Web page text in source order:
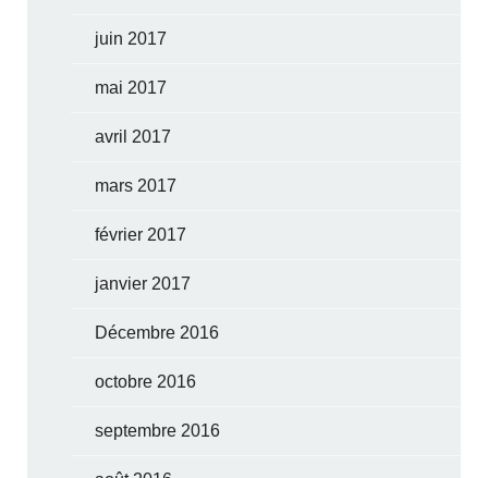
juin 2017
mai 2017
avril 2017
mars 2017
février 2017
janvier 2017
Décembre 2016
octobre 2016
septembre 2016